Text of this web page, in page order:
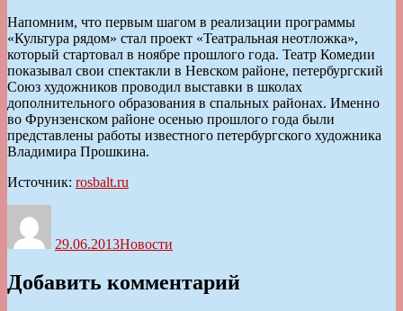
Напомним, что первым шагом в реализации программы
«Культура рядом» стал проект «Театральная неотложка»,
который стартовал в ноябре прошлого года. Театр Комедии
показывал свои спектакли в Невском районе, петербургский
Союз художников проводил выставки в школах
дополнительного образования в спальных районах. Именно
во Фрунзенском районе осенью прошлого года были
представлены работы известного петербургского художника
Владимира Прошкина.
Источник: rosbalt.ru
29.06.2013Новости
Добавить комментарий